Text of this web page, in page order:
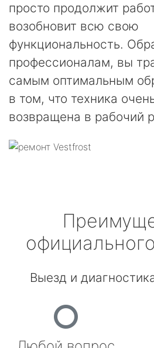
просто продолжит
возобновит всю свою
функциональность.
профессионалам, вы
самым оптимальным
в том, что техника
возвращена в рабочий
Выезд и